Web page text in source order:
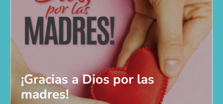
¡Gracias a Dios por las
madres!